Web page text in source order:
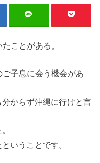
ことがある。
子息に会う機会があ
からず沖縄に行けと言
いうことです。